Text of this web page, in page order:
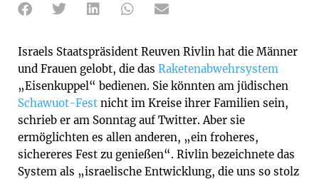
Israels Staatspräsident Reuven Rivlin hat die Männer
und Frauen gelobt, die das Raketenabwehrsystem
„Eisenkuppel“ bedienen. Sie könnten am jüdischen
Schawuot-Fest nicht im Kreise ihrer Familien sein,
schrieb er am Sonntag auf Twitter. Aber sie
ermöglichten es allen anderen, „ein froheres,
sichereres Fest zu genießen“. Rivlin bezeichnete das
System als „israelische Entwicklung, die uns so stolz